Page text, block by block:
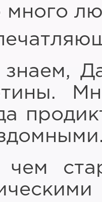
много